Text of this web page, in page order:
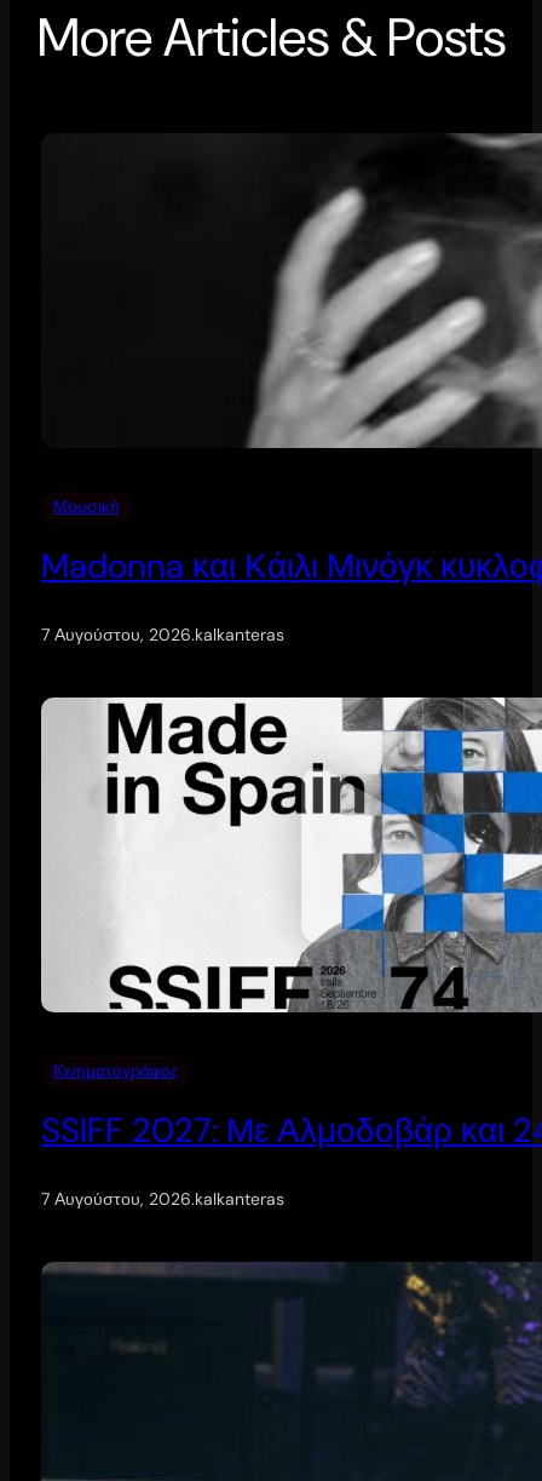
More Articles & Posts
Μουσική
Madonna και Κάιλι Μινόγκ
7 Αυγούστου, 2026.kalkanteras
Κινηματογράφος
SSIFF 2027: Με Αλμοδοβάρ και 24
7 Αυγούστου, 2026.kalkanteras